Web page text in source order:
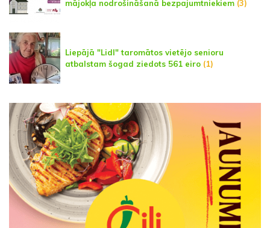
mājokļa nodrošināšanā bezpajumtniekiem (3)
Liepājā "Lidl" taromātos vietējo senioru
atbalstam šogad ziedots 561 eiro (1)